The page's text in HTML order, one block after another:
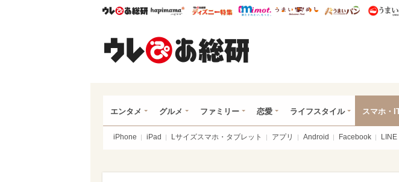
ウレぴあ総研ハピママ* ウレぴあ総研 ディズニー特集
mimot. うまいめし うまい
エンタメ グルメ ファミリー 恋愛 ライフスタイル スマホ・
iPhone iPad Lサイズスマホ・タブレット アプリ Android Facebook LINE